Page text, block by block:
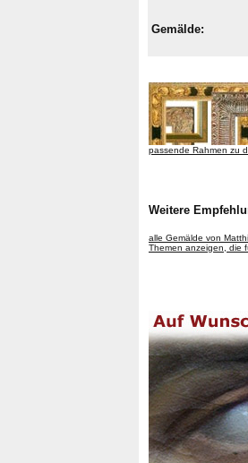
Gemälde:
passende Rahmen zu
Weitere
alle Gemälde von
Themen anzeigen, die